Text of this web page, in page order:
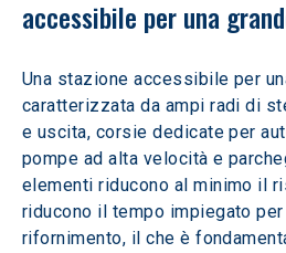
accessibile per una
Una stazione accessibile per
caratterizzata da ampi radi di
e uscita, corsie dedicate per
pompe ad alta velocità e
elementi riducono al minimo il
riducono il tempo impiegato
rifornimento, il che è